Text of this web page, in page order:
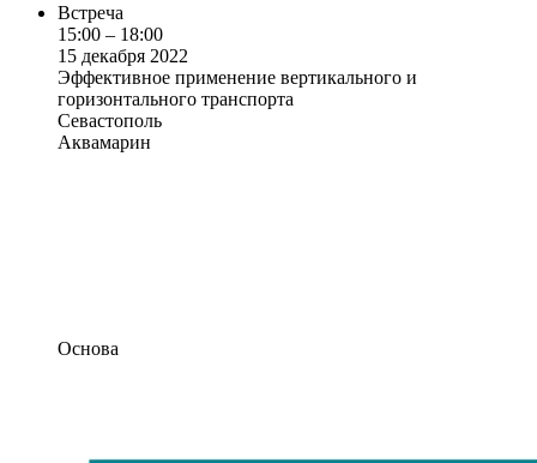
Встреча
15:00 – 18:00
15 декабря 2022
Эффективное применение вертикального и
горизонтального транспорта
Севастополь
Аквамарин
Основа